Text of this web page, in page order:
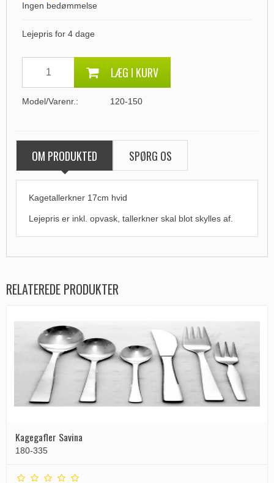
Ingen bedømmelse
Lejepris for 4 dage
LÆG I KURV
Model/Varenr.: 120-150
OM PRODUKTED SPØRG OS
Kagetallerkner 17cm hvid
Lejepris er inkl. opvask, tallerkner skal blot skylles af.
RELATEREDE PRODUKTER
Kagegafler Savina
180-335